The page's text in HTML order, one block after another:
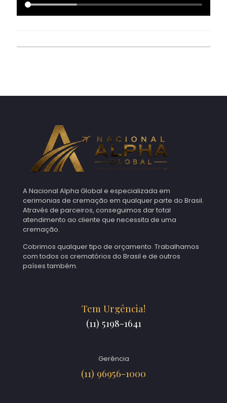
A Nacional Alpha Global e especializada em
cerimonias de cremação em qualquer parte do Brasil.
Através de parceiros, conseguimos dar total
atendimento ao cliente que necessita de uma
cremação.
Cobrimos qualquer tipo de orçamento. Trabalhamos
com todos os crematórios do Brasil e de outros
países também.
Tem Urgência!
(11) 5198-1641
Gerência
(11) 96956-1000